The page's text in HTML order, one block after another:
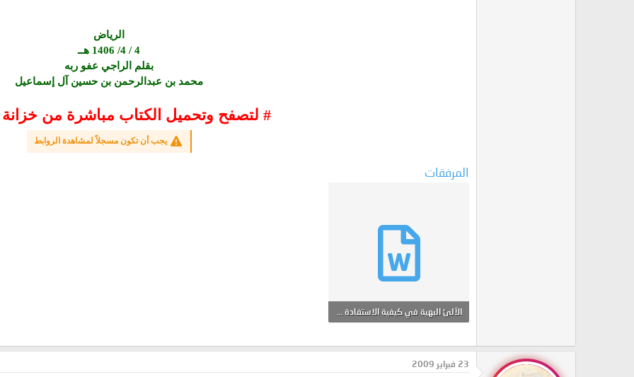
الرياض
4 / 4/ 1406 هــ
بقلم الراجي عفو ربه
محمد بن عبدالرحمن بن حسين آل إسماعيل
# لتصفح وتحميل الكتاب مباشرة من خزانة
يجب أن تكون مسجلاً لمشاهدة الروابط
المرفقات
الآلئ البهية في كيفية الاستفادة من الكتب الحنبلية.doc
23 فبراير 2009